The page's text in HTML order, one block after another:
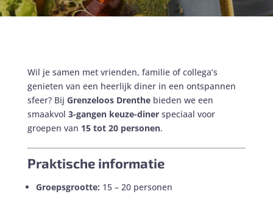
Wil je samen met vrienden, familie of collega’s
genieten van een heerlijk diner in een ontspannen
sfeer? Bij Grenzeloos Drenthebieden we een
smaakvol 3-gangen keuze-dinerspeciaal voor
groepen van 15 tot 20 personen.
Praktische informatie
Groepsgrootte: 15 – 20 personen